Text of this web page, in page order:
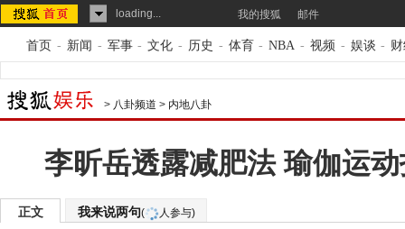
loading... 我的搜狐 邮件
首页 - 新闻 - 军事 - 文化 - 历史 - 体育 - NBA - 视频 - 娱谈 -
> 八卦频道 > 内地八卦
李昕岳透露减肥法 瑜伽运
正文 我来说两句( 人参与)